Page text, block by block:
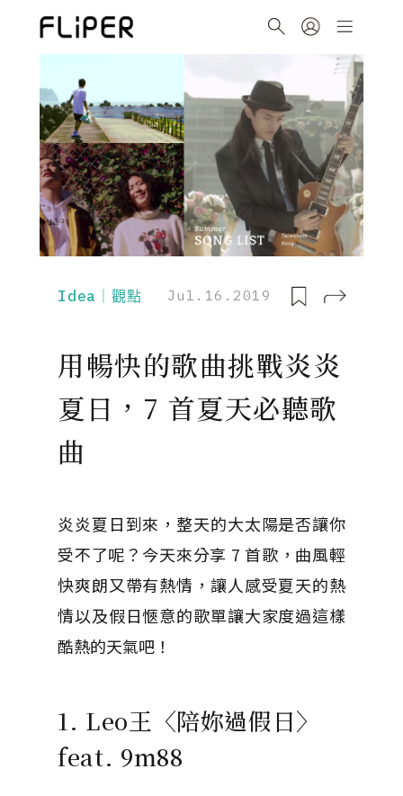
Idea｜觀點 Jul.16.2019
用暢快的歌曲挑戰炎炎
夏日，7 首夏天必聽歌
曲
炎炎夏日到來，整天的大太陽是否讓你
受不了呢？今天來分享 7 首歌，曲風輕
快爽朗又帶有熱情，讓人感受夏天的熱
情以及假日愜意的歌單讓大家度過這樣
酷熱的天氣吧！
1. Leo王〈陪妳過假日〉
feat. 9m88